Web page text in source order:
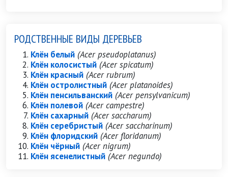
РОДСТВЕННЫЕ ВИДЫ ДЕРЕВЬЕВ
Клён белый (Acer pseudoplatanus)
Клён колосистый (Acer spicatum)
Клён красный (Acer rubrum)
Клён остролистный (Acer platanoides)
Клён пенсильванский (Acer pensylvanicum)
Клён полевой (Acer campestre)
Клён сахарный (Acer saccharum)
Клён серебристый (Acer saccharinum)
Клён флоридский (Acer floridanum)
Клён чёрный (Acer nigrum)
Клён ясенелистный (Acer negundo)